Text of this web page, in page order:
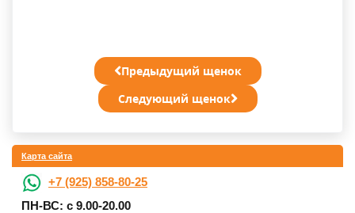
Предыдущий щенок
Следующий щенок
Карта сайта
+7 (925) 858-80-25
ПН-ВС: с 9.00-20.00